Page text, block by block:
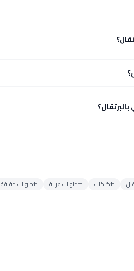
#كيكات #حلويات غربية #حلويات خفيفة